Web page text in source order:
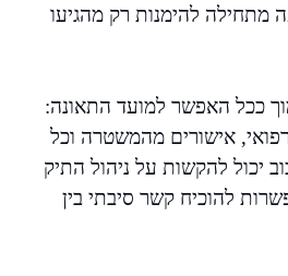
מתחילה להימנות רק מהגיעו
ככל האפשר למועד התאונה:
אישורים מהמשטרה וכל
יכול להקשות על ניהול התיק
להוכיח קשר סיבתי בין